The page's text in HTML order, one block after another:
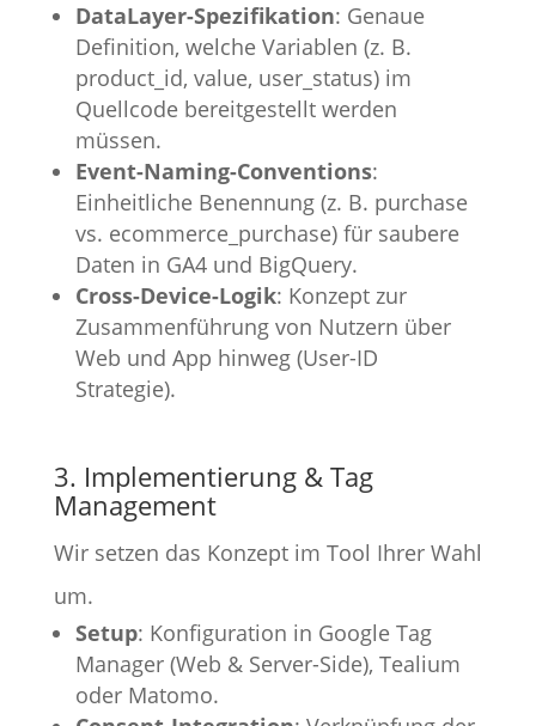
DataLayer-Spezifikation: Genaue
Definition, welche Variablen (z. B.
product_id, value, user_status) im
Quellcode bereitgestellt werden
müssen.
Event-Naming-Conventions:
Einheitliche Benennung (z. B. purchase
vs. ecommerce_purchase) für saubere
Daten in GA4 und BigQuery.
Cross-Device-Logik: Konzept zur
Zusammenführung von Nutzern über
Web und App hinweg (User-ID
Strategie).
3. Implementierung & Tag
Management
Wir setzen das Konzept im Tool Ihrer Wahl
um.
Setup: Konfiguration in Google Tag
Manager (Web & Server-Side), Tealium
oder Matomo.